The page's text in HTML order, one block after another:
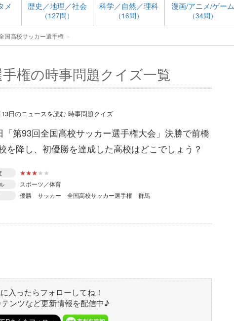
メ 歴史／地理／社会
（127問）
科学／自然／理科
（16問）
漫画/アニメ/ゲーム
（34問）
国高校サッカー選手権 ＞
権の時事問題クイズ一覧
日のニュースを読む 時事問題クイズ
「第93回全国高校サッカー選手権大会」決勝で前橋
を降し、初優勝を達成した高校はどこでしょう？
★★★★ ★
スポーツ／体育
優勝 サッカー 全国高校サッカー選手権 群馬
入ったらフォローしてね！
ンツなど更新情報を配信中♪